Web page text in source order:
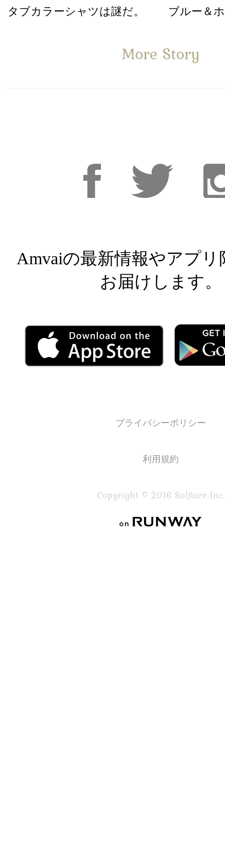
タブカラーシャツは謎だ。 ブルー＆
More Story
Amvaiの最新情報やアプリ
お届けします。
プライバシーポリシー
利用規約
Copyright © 2016 Solflare Inc.